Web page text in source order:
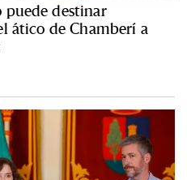
puede destinar
ático de Chamberí a